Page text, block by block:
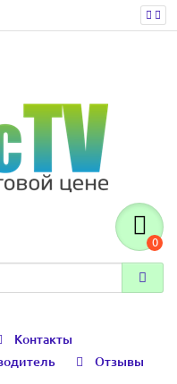
0
Контакты
Отзывы